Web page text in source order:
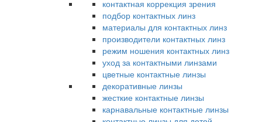
контактная коррекция зрения
подбор контактных линз
материалы для контактных линз
производители контактных линз
режим ношения контактных линз
уход за контактными линзами
цветные контактные линзы
декоративные линзы
жесткие контактные линзы
карнавальные контактные линзы